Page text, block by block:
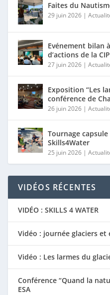
Faites du
29 juin 2026|
Evénement bilan
d’actions de la
27 juin 2026|
Exposition “Les
conférence de
26 juin 2026|
Tournage
Skills4Water
25 juin 2026|
VIDÉOS RÉCENTES
VIDÉO : SKILLS 4 WATER
Vidéo : journée glaciers et
Vidéo : Les larmes du
Conférence “Quand la
ESA